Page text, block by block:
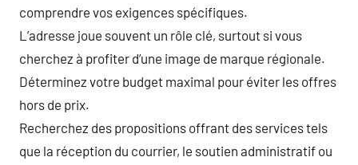
comprendre vos exigences spécifiques.
L’adresse joue souvent un rôle clé, surtout si vous
cherchez à profiter d’une image de marque régionale.
Déterminez votre budget maximal pour éviter les offres
hors de prix.
Recherchez des propositions offrant des services tels
que la réception du courrier, le soutien administratif ou